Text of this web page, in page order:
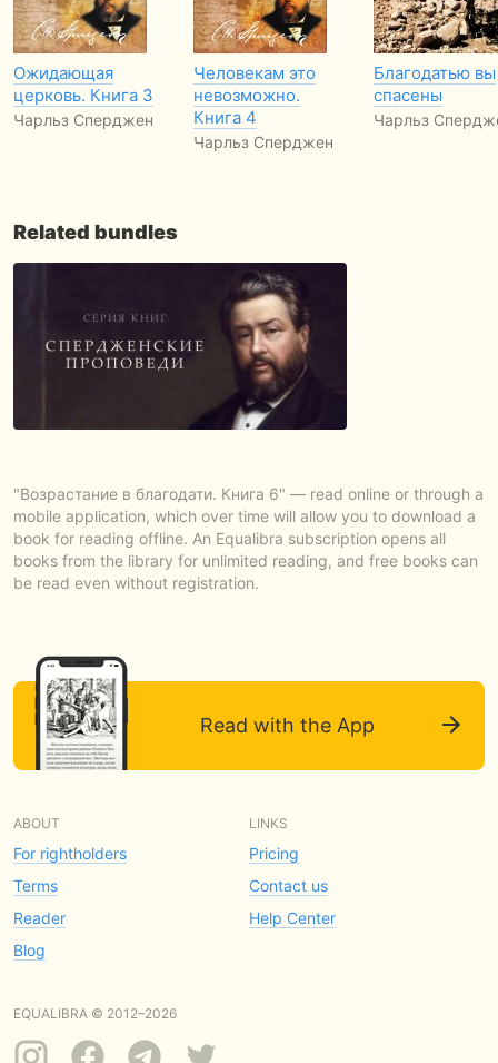
Ожидающая
церковь. Книга 3
Чарльз Сперджен
Человекам это
невозможно.
Книга 4
Чарльз Сперджен
Благодатью вы
спасены
Чарльз
Related bundles
"Возрастание в благодати. Книга 6" — read online or through a
mobile application, which over time will allow you to download a
book for reading offline. An Equalibra subscription opens all
books from the library for unlimited reading, and free books can
be read even without registration.
Read with the App
ABOUT
For rightholders
Terms
Reader
Blog
LINKS
Pricing
Contact us
Help Center
EQUALIBRA © 2012–2026